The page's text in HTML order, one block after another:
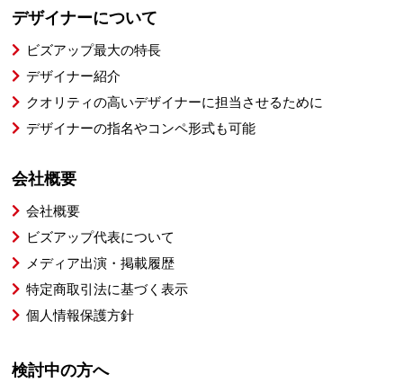
デザイナーについて
ビズアップ最大の特長
デザイナー紹介
クオリティの高いデザイナーに担当させるために
デザイナーの指名やコンペ形式も可能
会社概要
会社概要
ビズアップ代表について
メディア出演・掲載履歴
特定商取引法に基づく表示
個人情報保護方針
検討中の方へ